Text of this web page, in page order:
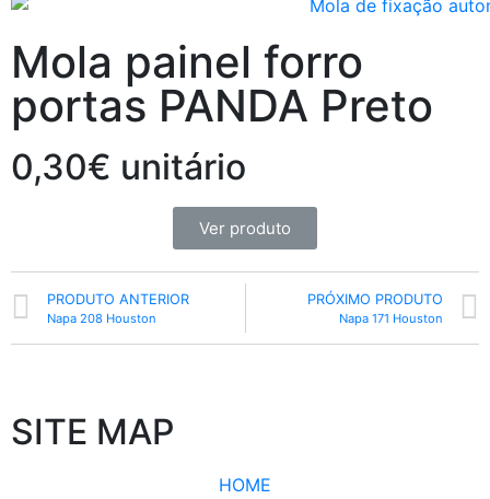
Mola painel forro
portas PANDA Preto
0,30€ unitário
Ver produto
PRODUTO ANTERIOR
Napa 208 Houston
PRÓXIMO PRODUTO
Napa 171 Houston
SITE MAP
HOME